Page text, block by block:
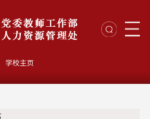
学校主页